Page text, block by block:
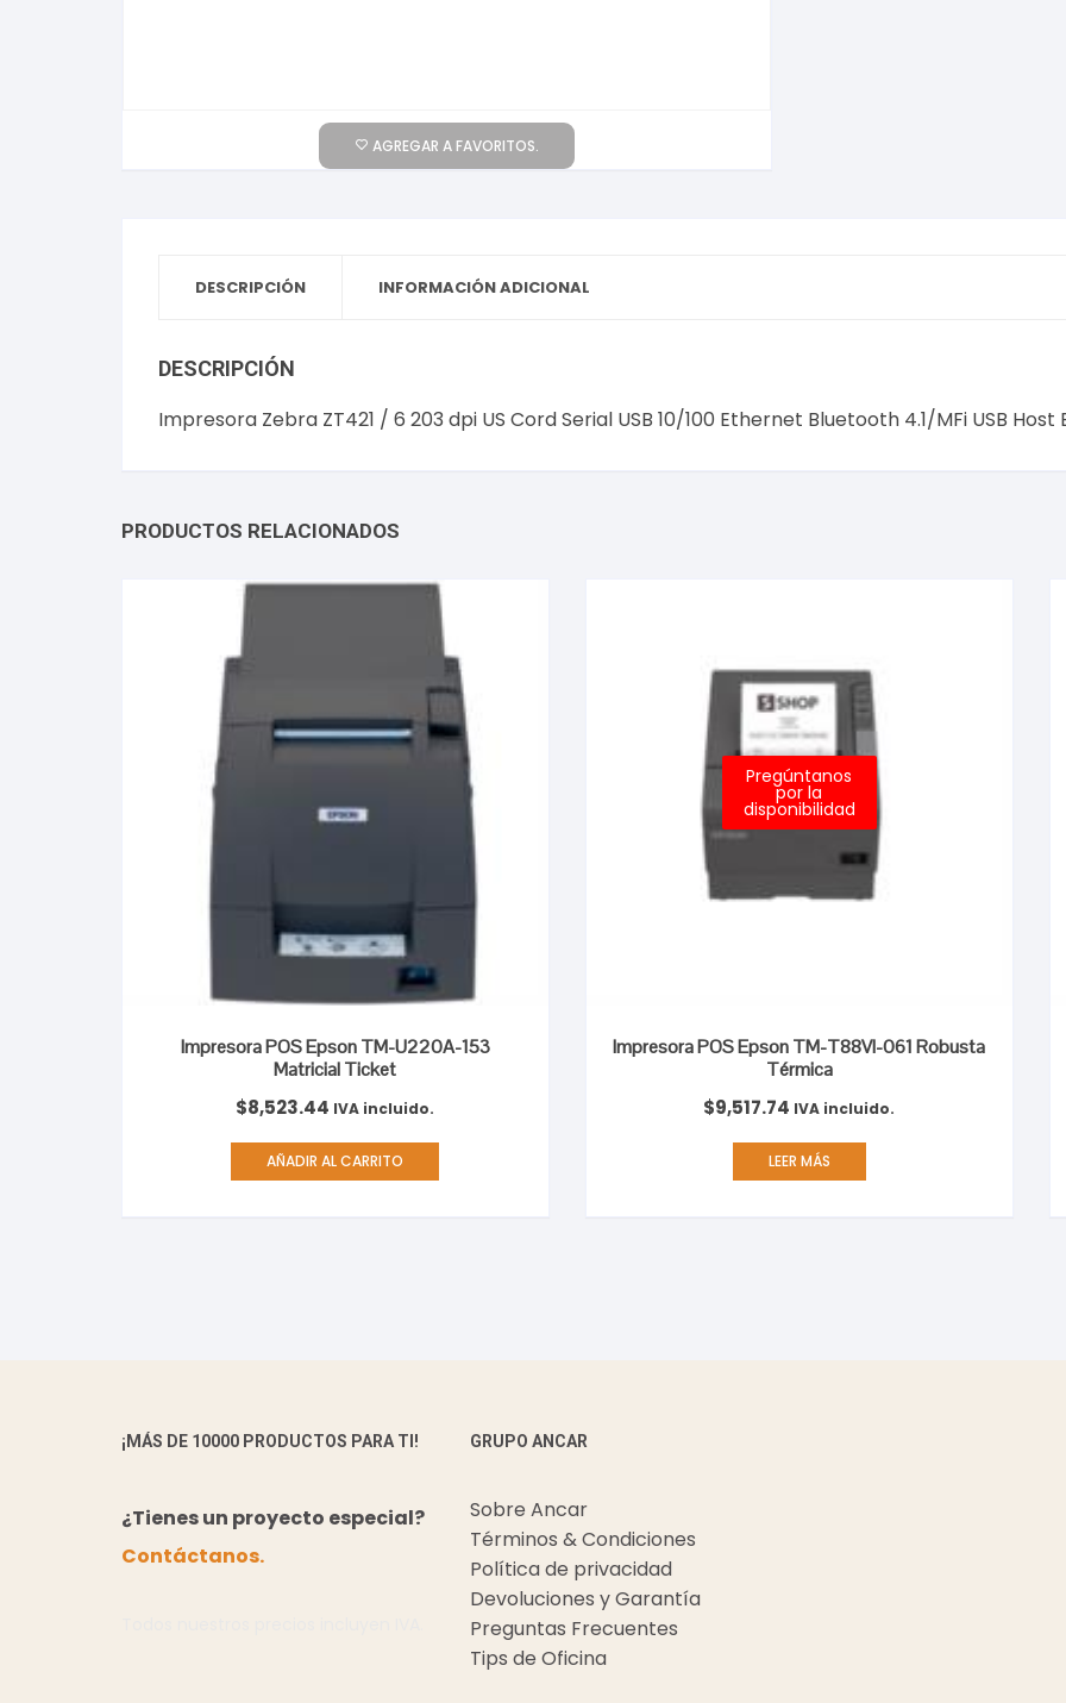
AGREGAR A FAVORITOS.
DESCRIPCIÓN INFORMACIÓN ADICIONAL
DESCRIPCIÓN
Impresora Zebra ZT421 / 6 203 dpi US Cord Serial USB 10/100 Ethernet Bluetooth 4.1/MFi USB Host
PRODUCTOS RELACIONADOS
Impresora POS Epson TM-U220A-153
Matricial Ticket
$8,523.44 IVA incluido.
AÑADIR AL CARRITO
Pregúntanos
por la
disponibilidad
Impresora POS Epson TM-T88VI-061 Robusta
Térmica
$9,517.74 IVA incluido.
LEER MÁS
¡MÁS DE 10000 PRODUCTOS PARA TI!
¿Tienes un proyecto especial?
Contáctanos.
GRUPO ANCAR
Sobre Ancar
Términos & Condiciones
Política de privacidad
Devoluciones y Garantía
Preguntas Frecuentes
Tips de Oficina